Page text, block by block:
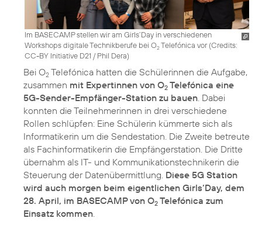
Im BASECAMP stellen wir am Girls’Day in verschiedenen
Workshops digitale Technikberufe bei O2Telefónica vor (Credits:
CC-BY Initiative D21 / Phil Dera)
Bei O2 Telefónica hatten die Schülerinnen die Aufgabe,
zusammen mit Expertinnen von O2 Telefónica eine
5G-Sender-Empfänger-Station zu bauen . Dabei
konnten die Teilnehmerinnen in drei verschiedene
Rollen schlüpfen: Eine Schülerin kümmerte sich als
Informatikerin um die Sendestation. Die Zweite betreute
als Fachinformatikerin die Empfängerstation. Die Dritte
übernahm als IT- und Kommunikationstechnikerin die
Steuerung der Datenübermittlung. Diese 5G Station
wird auch morgen beim eigentlichen Girls‘Day, dem
28. April, im BASECAMP von O2 Telefónica zum
Einsatz kommen